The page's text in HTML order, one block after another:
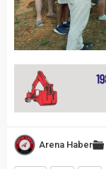
Arena Haber